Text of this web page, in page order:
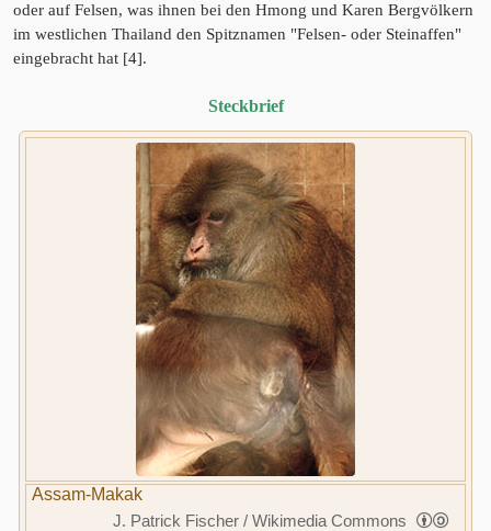
oder auf Felsen, was ihnen bei den Hmong und Karen Bergvölkern
im westlichen Thailand den Spitznamen "Felsen- oder Steinaffen"
eingebracht hat [4].
Steckbrief
Assam-Makak
J. Patrick Fischer / Wikimedia Commons